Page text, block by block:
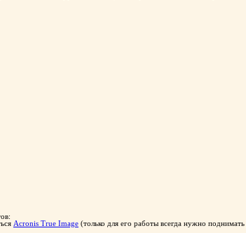
Acronis True Image (только для его работы всегда нужно поднимать